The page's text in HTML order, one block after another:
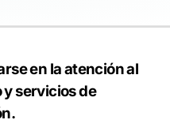
en la atención al
servicios de